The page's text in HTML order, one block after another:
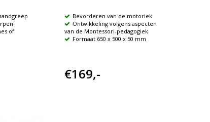
of
Bevorderen van de motoriek
Ontwikkeling volgens aspecten
van de Montessori-pedagogiek
Formaat 650 x 500 x 50 mm
€169,-